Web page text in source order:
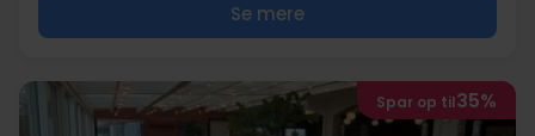
Se mere
Spar op til35%